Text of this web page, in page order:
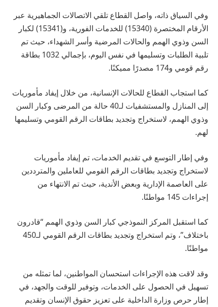
وفي السياق ذاته، واصل القطاع تلقي الاتصالات الجماهيرية عبر
الأرقام المختصرة (15340) للخدمات الفورية، و(15341) لكبار
السن وذوي الهمم والحالات المرضية وأسر الشهداء، حيث تم
تلبية الطلبات وتسليمها في نفس اليوم، بإجمالي 1032 بطاقة
رقم قومي و174 مصدرًا مميكنًا.
كما استجاب القطاع للحالات الإنسانية، من خلال إيفاد مأموريات
إلى المنازل والمستشفيات لـ40 حالة من المرضى وكبار السن
وذوي الهمم، لاستخراج وتجديد بطاقات الرقم القومي وتسليمها
لهم.
وفي إطار التوسع في تقديم الخدمات، تم إيفاد مأموريات
لاستخراج وتجديد بطاقات الرقم القومي للعاملين والمترددين
على العاصمة الإدارية وبعض الأندية، حيث تم الانتهاء من
إجراءات 145 مواطنًا.
كما استقبل المركز النموذجي كبار السن وذوي الهمم “قادرون
باختلاف”، وتم استخراج وتجديد بطاقات الرقم القومي لـ450
مواطنًا.
وقد لاقت هذه الإجراءات استحسان المواطنين، لما تمثله من
تسهيل في الحصول على الخدمات، وتوفير للوقت والجهد، في
إطار حرص وزارة الداخلية على تعزيز حقوق الإنسان وتقديم